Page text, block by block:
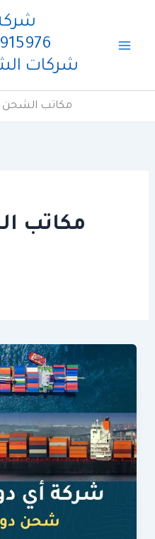
شركات
مكاتب الشحن
مكاتب